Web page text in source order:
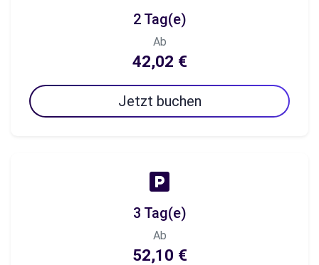
2 Tag(e)
Ab
42,02 €
Jetzt buchen
3 Tag(e)
Ab
52,10 €